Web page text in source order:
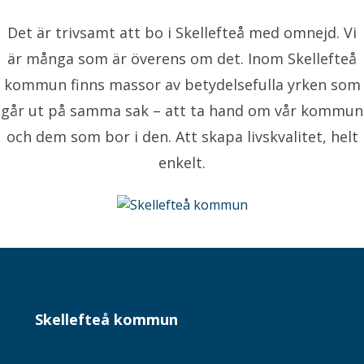
Det är trivsamt att bo i Skellefteå med omnejd. Vi
är många som är överens om det. Inom Skellefteå
kommun finns massor av betydelsefulla yrken som
går ut på samma sak – att ta hand om vår kommun
och dem som bor i den. Att skapa livskvalitet, helt
enkelt.
Skellefteå kommun